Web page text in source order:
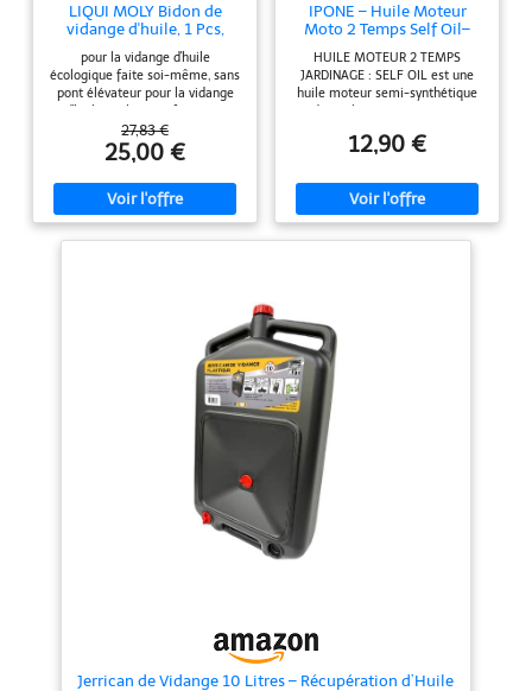
LIQUI MOLY Bidon de
vidange d'huile, 1 Pcs,
Accessoires de
changement d'huile, SKU:
7055
pour la vidange d'huile
écologique faite soi-même, sans
pont élévateur pour la vidange
d'huile écologique faite soi-
même, sans pont élévateur
Composants inclus: Carton
Référence constructeur:
P000430 Type d'ajustement:
Universal
27,83 €
25,00 €
IPONE – Huile Moteur
Moto 2 Temps Self Oil–
Doseur 1 Litre - Semi-
Synthétique - Gamme
Essential - Pour tous les
Protection moteur -
Lubrification optimale
HUILE MOTEUR 2 TEMPS
JARDINAGE : SELF OIL est une
huile moteur semi-synthétique
de qualité pour tous types
est parfaitement adaptée aux
aux tondeuses à gazon,
tronçonneuses, taille-haies,
débrousailleuses et autres
lubrification optimale, une
protection et une longévité du
moteur de tous les engins 2
temps. NORMES : SELF OIL est
conforme aux normes API TC
garantissant une protection
efficace de votre moteur, ainsi
qu’à la norme JASO FC
garantissant la réduction des
émissions de fumées. BIDON
DOSEUR ULTRA-PRATIQUE :
Facile à utiliser et offrant une
précision de dosage optimale, le
doseur gradué intégré au bidon
une corvée. SENTEUR FRAISE :
fraise dans votre jardin qui plaira
12,90 €
Jerrican de Vidange 10 Litres – Récupération d’Huile